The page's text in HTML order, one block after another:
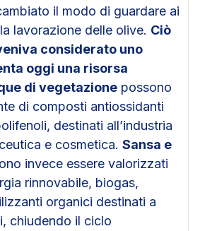
il modo di guardare ai
lavorazione delle olive. Ciò
considerato uno
oggi una risorsa
di vegetazione possono
di composti antiossidanti
destinati all’industria
e cosmetica. Sansa e
invece essere valorizzati
rinnovabile, biogas,
organici destinati a
chiudendo il ciclo